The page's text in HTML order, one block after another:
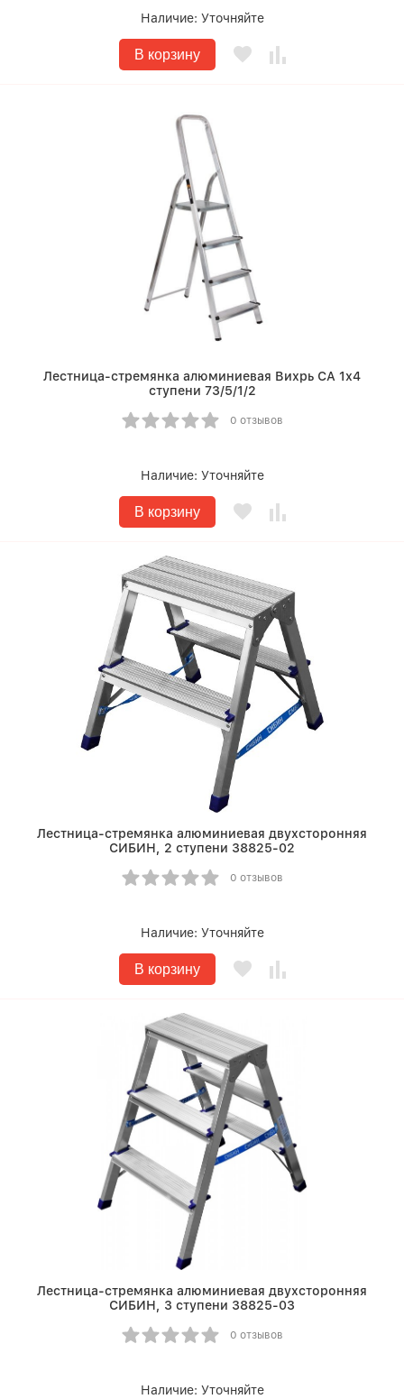
Наличие: Уточняйте
В корзину
Лестница-стремянка алюминиевая Вихрь СА 1х4
ступени 73/5/1/2
0 отзывов
Наличие: Уточняйте
В корзину
Лестница-стремянка алюминиевая двухсторонняя
СИБИН, 2 ступени 38825-02
0 отзывов
Наличие: Уточняйте
В корзину
Лестница-стремянка алюминиевая двухсторонняя
СИБИН, 3 ступени 38825-03
0 отзывов
Наличие: Уточняйте